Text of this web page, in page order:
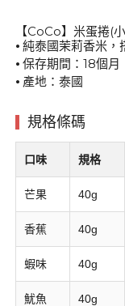
【CoCo】米蛋捲(
⦁ 純泰國茉莉香米，
⦁ 保存期間：18個月
⦁ 產地：泰國
規格條碼
口味 規格
芒果 40g
香蕉 40g
蝦味 40g
魷魚 40g